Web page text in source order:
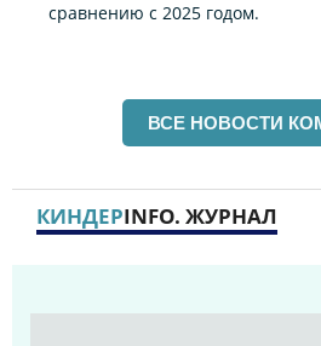
сравнению с 2025 годом.
ВСЕ НОВОСТИ
КИНДЕРINFO. ЖУРНАЛ